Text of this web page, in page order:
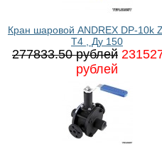
Кран шаровой ANDREX DP-10k
T4 , Ду 150
277833.50 рублей
рублей